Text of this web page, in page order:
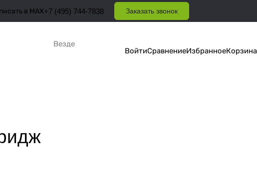
в MAX+7 (495) 744-7838 Заказать звонок
Везде
ВойтиСравнениеИзбранноеКорзина